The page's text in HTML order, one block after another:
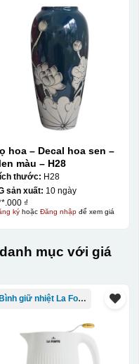
in sẽ in lên 1 loại
được căn chỉnh theo
nhỏ hoặc to quá
nền vàng phía dưới
hoa – Decal hoa sen –
màu – H28
thước: H28
sản xuất: 10 ngày
₫
kýhoặc Đăng nhậpđể xem giá
mục với giá
Bình giữ nhiệt La Fonte